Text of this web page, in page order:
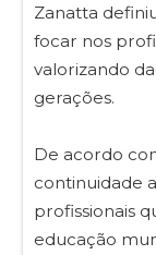
Zanatta
focar nos
valorizando
gerações.
De acordo
continuidade
profissionais
educação